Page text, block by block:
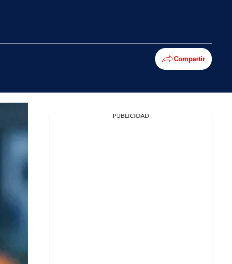
Compartir
PUBLICIDAD